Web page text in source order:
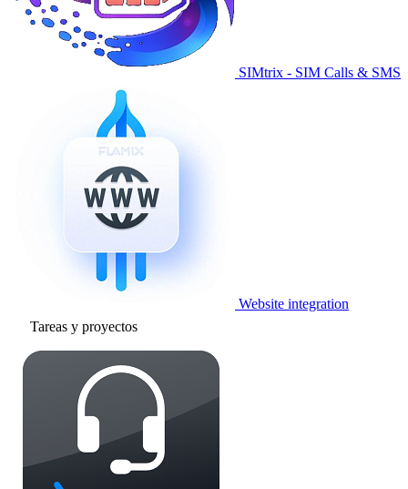
SIMtrix - SIM Calls & SMS
Website integration
Tareas y proyectos